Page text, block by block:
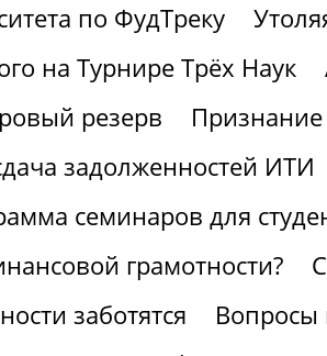
по ФудТреку
на Турнире Трёх Наук
резерв Признание
задолженностей ИТИ
семинаров для
грамотности?
заботятся
Вопросы